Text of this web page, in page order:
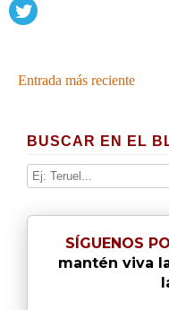
Entrada más reciente
BUSCAR EN EL
SÍGUENOS
mantén viva